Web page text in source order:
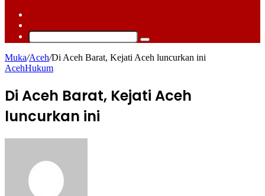
skin
Cari
Muka/Aceh/Di Aceh Barat, Kejati Aceh luncurkan ini
AcehHukum
Di Aceh Barat, Kejati Aceh
luncurkan ini